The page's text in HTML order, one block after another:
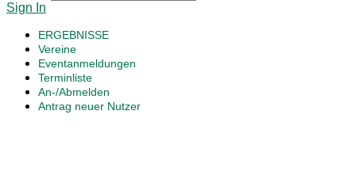
Sign In
ERGEBNISSE
Vereine
Eventanmeldungen
Terminliste
An-/Abmelden
Antrag neuer Nutzer